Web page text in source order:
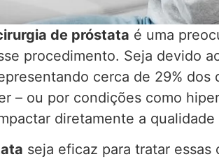
de próstata é uma
procedimento. Seja devido
cerca de 29% dos
– ou por condições como
diretamente a
seja eficaz para tratar essas